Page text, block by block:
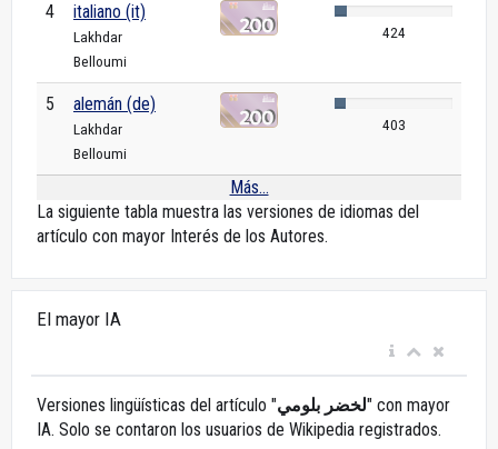
4 italiano (it)
Lakhdar
Belloumi
424
5 alemán (de)
Lakhdar
Belloumi
403
Más...
La siguiente tabla muestra las versiones de idiomas del
artículo con mayor Interés de los Autores.
El mayor IA
Versiones lingüísticas del artículo "لخضر بلومي" con mayor
IA. Solo se contaron los usuarios de Wikipedia registrados.